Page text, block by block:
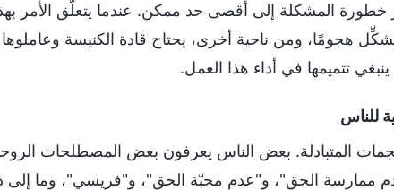
خطورة المشكلة إلى أقصى حد ممكن. عندما يتعلَّق الأمر
هجومًا، ومن ناحية أخرى، يحتاج قادة الكنيسة وعاملوها
تتميمها في أداء هذا العمل.
المتبادلة. بعض الناس يعرفون بعض المصطلحات
ممارسة الحق"، و"عدم محبّة الحق"، و"فريسي"، وما إلى